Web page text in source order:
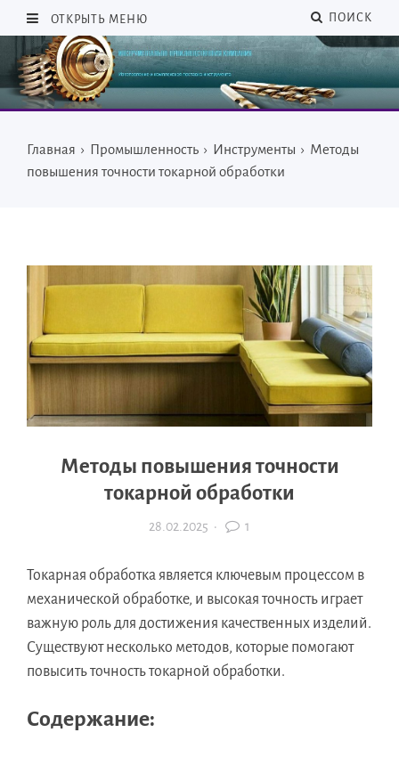
ОТКРЫТЬ МЕНЮ ПОИСК
Главная › Промышленность › Инструменты › Методы
повышения точности токарной обработки
Методы повышения точности
токарной обработки
28.02.2025 · 1
Токарная обработка является ключевым процессом в
механической обработке, и высокая точность играет
важную роль для достижения качественных изделий.
Существуют несколько методов, которые помогают
повысить точность токарной обработки.
Содержание: